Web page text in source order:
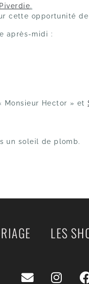
Piverdie.
cette opportunité
après-midi :
Monsieur Hector » et
un soleil de plomb.
LES